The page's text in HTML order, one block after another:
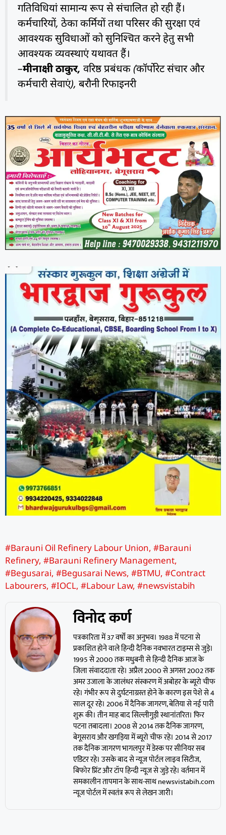
गतिविधियां सामान्य रूप से संचालित हो रही हैं।
कर्मचारियों, ठेका कर्मियों तथा परिसर की सुरक्षा एवं
आवश्यक सुविधाओं को सुनिश्चित करने हेतु सभी
आवश्यक व्यवस्थाएं यथावत हैं।
–मीनाक्षी ठाकुर, वरिष्ठ प्रबंधक (कॉर्पोरेट संचार और
कर्मचारी सेवाएं), बरौनी रिफाइनरी
#Barauni Oil Refinery Labour Union, #Barauni
Refinery, #Barauni Refinery Management,
#Begusarai, #Begusarai News, #BTMU, #Contract
Labourers, #IOCL, #Labour Law, #newsvistabih
विनोद कर्ण
पत्रकारिता में 37 वर्षों का अनुभव। 1988 में पटना से
प्रकाशित होने वाले हिन्दी दैनिक नवभारत टाइम्स से जुड़े।
1995 से 2000 तक मधुबनी से हिन्दी दैनिक आज के
जिला संवाददाता रहे। अप्रैल 2000 से अगस्त 2002 तक
अमर उजाला के जालंधर संस्करण में अबोहर के ब्यूरो चीफ
रहे। गंभीर रूप से दुर्घटनाग्रस्त होने के कारण इस पेशे से 4
साल दूर रहे। 2006 में दैनिक जागरण, बेतिया से नई पारी
शुरू की। तीन माह बाद सिल्लीगुड़ी स्थानांतरित। फिर
पटना तबादला। 2008 से 2014 तक दैनिक जागरण,
बेगूसराय और खगड़िया में ब्यूरो चीफ रहे। 2014 से 2017
तक दैनिक जागरण भागलपुर में डेस्क पर सीनियर सब
एडिटर रहे। उसके बाद से न्यूज पोर्टल लाइव सिटीज,
बिफोर प्रिंट और टॉप हिन्दी न्यूज से जुड़े रहे। वर्तमान में
समकालीन तापमान के साथ-साथ newsvistabih.com
न्यूज पोर्टल में स्वतंत्र रूप से लेखन जारी।